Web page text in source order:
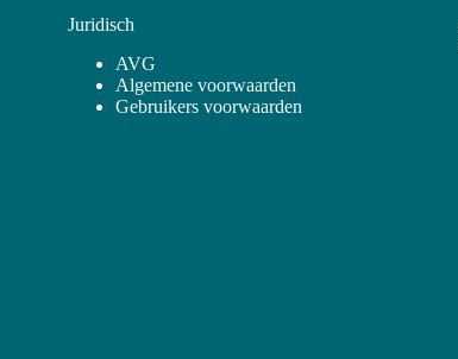
Juridisch
AVG
Algemene voorwaarden
Gebruikers voorwaarden